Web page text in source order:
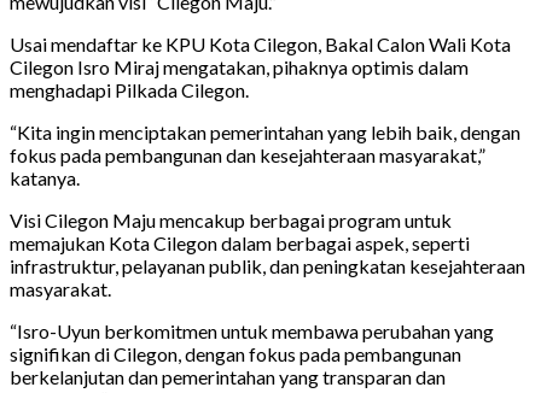
Usai mendaftar ke KPU Kota Cilegon, Bakal Calon Wali Kota
Cilegon Isro Miraj mengatakan, pihaknya optimis dalam
menghadapi Pilkada Cilegon.
“Kita ingin menciptakan pemerintahan yang lebih baik, dengan
fokus pada pembangunan dan kesejahteraan masyarakat,”
katanya.
Visi Cilegon Maju mencakup berbagai program untuk
memajukan Kota Cilegon dalam berbagai aspek, seperti
infrastruktur, pelayanan publik, dan peningkatan kesejahteraan
masyarakat.
“Isro-Uyun berkomitmen untuk membawa perubahan yang
signifikan di Cilegon, dengan fokus pada pembangunan
berkelanjutan dan pemerintahan yang transparan dan